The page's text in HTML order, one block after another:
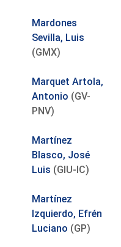
Mardones
Sevilla, Luis
(GMX)
Marquet Artola,
Antonio (GV-
PNV)
Martínez
Blasco, José
Luis (GIU-IC)
Martínez
Izquierdo, Efrén
Luciano (GP)